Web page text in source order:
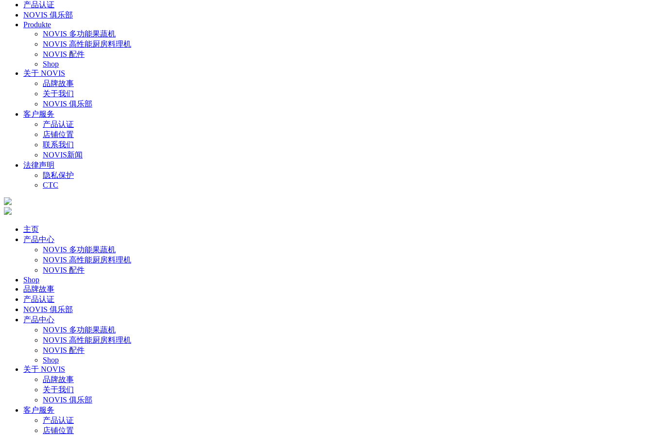
产品认证
NOVIS 俱乐部
Produkte
NOVIS 多功能果蔬机
NOVIS 高性能厨房料理机
NOVIS 配件
Shop
关于 NOVIS
品牌故事
关于我们
NOVIS 俱乐部
客户服务
产品认证
店铺位置
联系我们
NOVIS新闻
法律声明
隐私保护
CTC
主页
产品中心
NOVIS 多功能果蔬机
NOVIS 高性能厨房料理机
NOVIS 配件
Shop
品牌故事
产品认证
NOVIS 俱乐部
产品中心
NOVIS 多功能果蔬机
NOVIS 高性能厨房料理机
NOVIS 配件
Shop
关于 NOVIS
品牌故事
关于我们
NOVIS 俱乐部
客户服务
产品认证
店铺位置